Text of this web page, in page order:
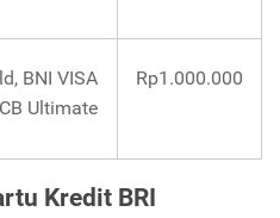
BNI VISA
Ultimate
Rp1.000.000
Kredit BRI